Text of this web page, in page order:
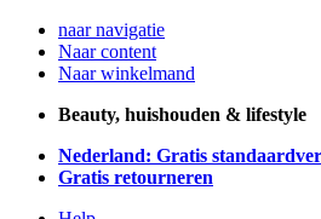
naar navigatie
Naar content
Naar winkelmand
Beauty, huishouden & lifestyle
Nederland: Gratis
Gratis retourneren